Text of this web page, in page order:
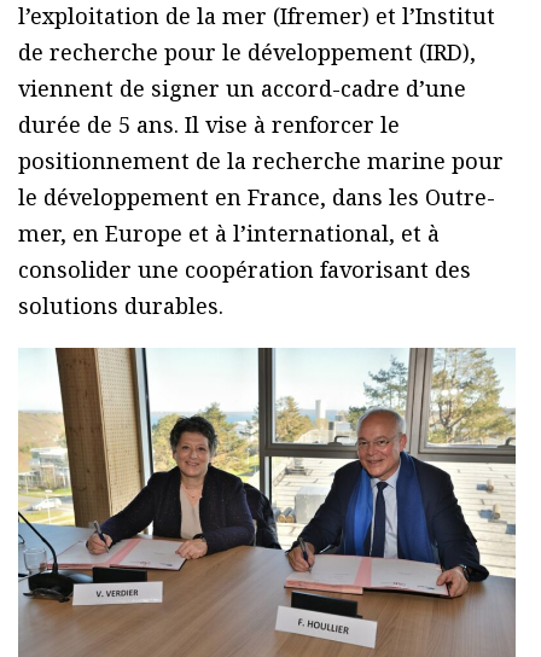
l’exploitation de la mer (Ifremer) et l’Institut
de recherche pour le développement (IRD),
viennent de signer un accord-cadre d’une
durée de 5 ans. Il vise à renforcer le
positionnement de la recherche marine pour
le développement en France, dans les Outre-
mer, en Europe et à l’international, et à
consolider une coopération favorisant des
solutions durables.